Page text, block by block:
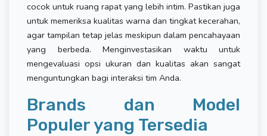
cocok untuk ruang rapat yang lebih intim. Pastikan juga
untuk memeriksa kualitas warna dan tingkat kecerahan,
agar tampilan tetap jelas meskipun dalam pencahayaan
yang berbeda. Menginvestasikan waktu untuk
mengevaluasi opsi ukuran dan kualitas akan sangat
menguntungkan bagi interaksi tim Anda.
Brands dan Model
Populer yang Tersedia